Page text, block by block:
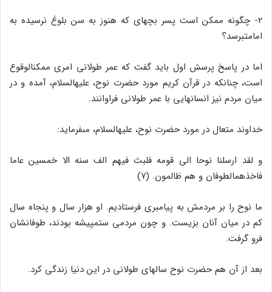
۲- چگونه ممکن است پسر بچه‏اى که هنوز به سن بلوغ نرسیده به
امامت‏برسد؟
اما در پاسخ پرسش اول باید گفت که عمر طولانى امرى ممکن‏الوقوع
است، چنانکه در قرآن کریم مورد حضرت نوح، علیه‏السلام، آمده و در
میان مردم نیز انسانهایى با عمر طولانى فراوانند.
خداوند متعال در مورد حضرت نوح، علیه‏السلام، مى‏فرماید:
و لقد ارسلنا نوحا الى قومه فلبث فیهم الف سنه الا خمسین عاما
فاخذهم‏الطوفان و هم ظالمون. (۷)
ما نوح را بر مردمش به پیامبرى فرستادیم. او هزار سال و پنجاه سال
کم در میان آنان بزیست. و چون مردمى ستم‏پیشه بودند، طوفانشان
فرو گرفت.
بعد از آن هم حضرت نوح سالهاى طولانى در این دنیا زندگى کرد.